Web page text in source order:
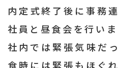
内定式終了後に事務
社員と昼食会を行いま
社内では緊張気味だ
食時には緊張もほぐ